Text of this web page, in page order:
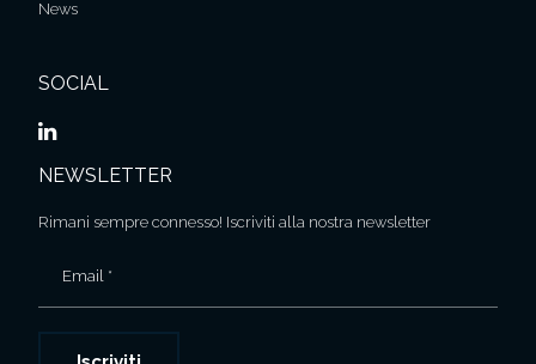
News
SOCIAL
NEWSLETTER
Rimani sempre connesso! Iscriviti alla nostra newsletter
Email *